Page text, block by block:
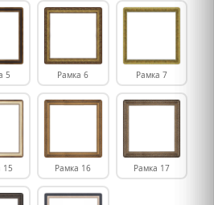
5 Рамка 6 Рамка 7
15 Рамка 16 Рамка 17